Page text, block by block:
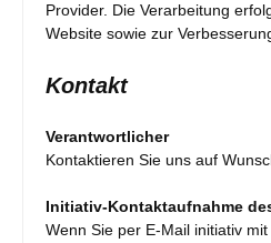
Provider. Die Verarbeitung
Website sowie zur
Kontakt
Verantwortlicher
Kontaktieren Sie uns auf
Initiativ-Kontaktaufnahme
Wenn Sie per E-Mail initiativ